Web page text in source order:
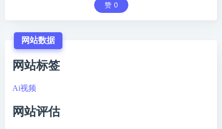
赞 0
网站数据
网站标签
Ai视频
网站评估